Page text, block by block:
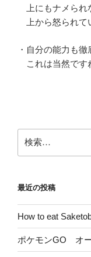
上にもナメられ
上から怒られて
・自分の能力も徹
これは当然です
索:
最近の投稿
How to eat
ポケモンGO オ